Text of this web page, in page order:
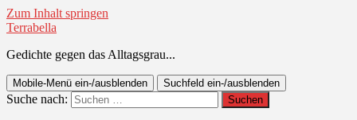
Zum Inhalt springen
Terrabella
Gedichte gegen das Alltagsgrau...
Mobile-Menü ein-/ausblenden Suchfeld ein-/ausblenden
Suche nach: